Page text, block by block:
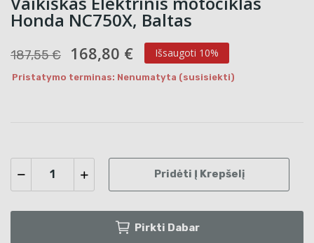
Honda NC750X, Baltas
187,55 € 168,80 € Išsaugoti 10%
Pristatymo terminas: Nenumatyta (susisiekti)
Pridėti Į Krepšelį
Pirkti Dabar